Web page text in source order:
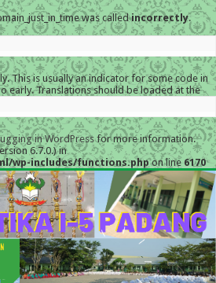
was calledincorrectly.
This is usually an indicator for some code in
early. Translations should be loaded at the
in WordPressfor more information.
6.7.0.) in
wp-includes/functions.phpon line 6170